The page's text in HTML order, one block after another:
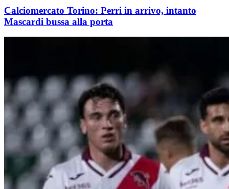
Calciomercato Torino: Perri in arrivo, intanto
Mascardi bussa alla porta